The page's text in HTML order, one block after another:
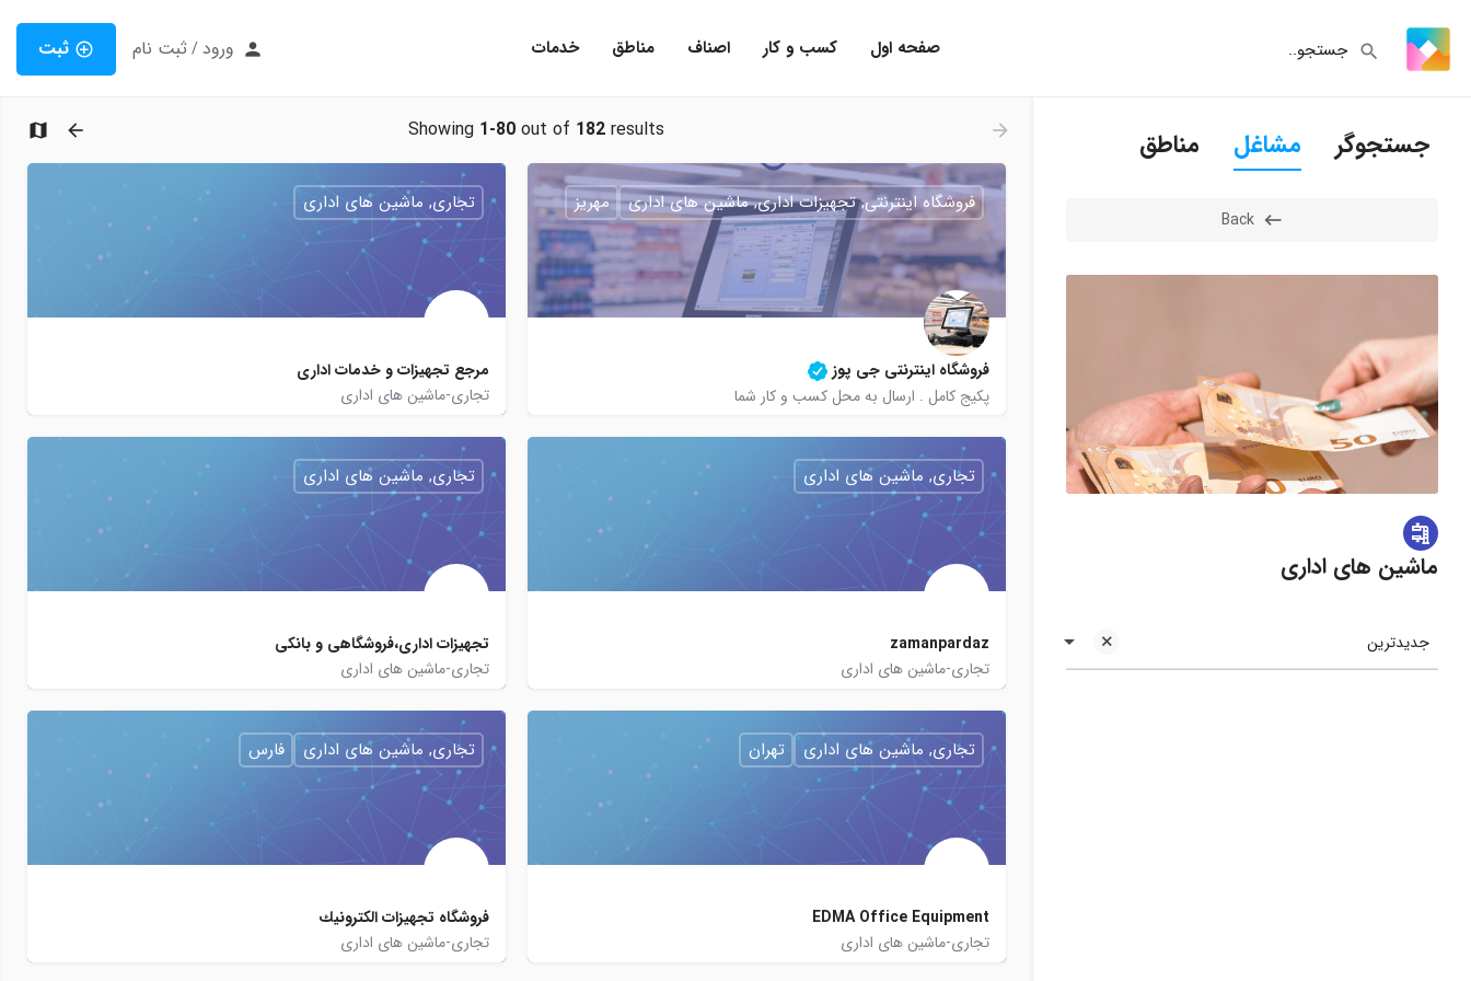
صفحه اول کسب و کار اصناف مناطق خدمات ورود/ثبت نام ثبت
جستجوگر مشاغل مناطق
Back
ماشین های اداری
جدیدترین
Showing 1-80out of 182results
فروشگاه اینترنتی جی پوز
پکیج کامل . ارسال به محل کسب و کار شما
فروشگاه اینترنتی, تجهیزات اداری, ماشین های اداری مهریز
مرجع تجهیزات و خدمات اداری
تجاری-ماشین های اداری
http://modiranoffice.com
تجاری, ماشین های اداری
zamanpardaz
تجاری-ماشین های اداری
http://zamanpardaz.com
تجاری, ماشین های اداری
تجهیزات اداری،فروشگاهی و بانکی
تجاری-ماشین های اداری
تجاری, ماشین های اداری
EDMA Office Equipment
تجاری-ماشین های اداری
تجاری, ماشین های اداری تهران
فروشگاه تجهيزات الكترونيك
تجاری-ماشین های اداری
تجاری, ماشین های اداری فارس